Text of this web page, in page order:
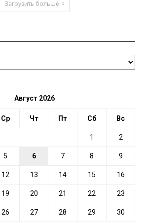
Загрузить больше
Август 2026
Ср Чт Пт Сб Вс
1 2
5 6 7 8 9
12 13 14 15 16
19 20 21 22 23
26 27 28 29 30